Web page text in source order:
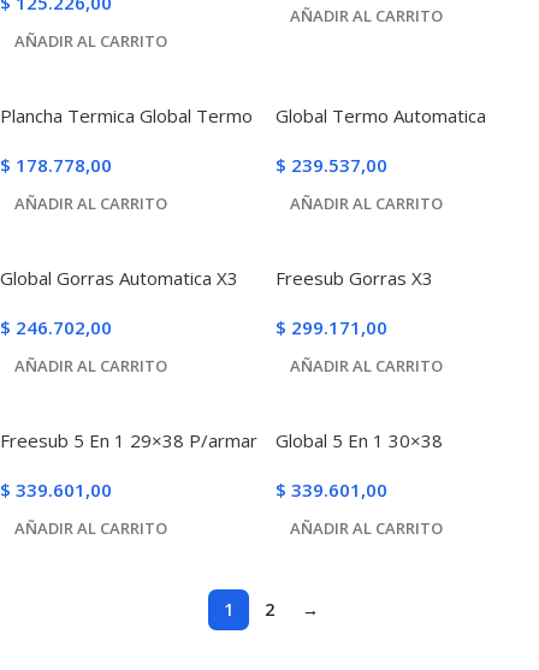
AÑADIR AL CARRITO
AÑADIR AL CARRITO
Plancha Termica Global Termo
$ 178.778,00
AÑADIR AL CARRITO
Global Termo Automatica
$ 239.537,00
AÑADIR AL CARRITO
Global Gorras Automatica X3
$ 246.702,00
AÑADIR AL CARRITO
Freesub Gorras X3
$ 299.171,00
AÑADIR AL CARRITO
Freesub 5 En 1 29×38 P/armar
$ 339.601,00
AÑADIR AL CARRITO
Global 5 En 1 30×38
$ 339.601,00
AÑADIR AL CARRITO
1 2 →